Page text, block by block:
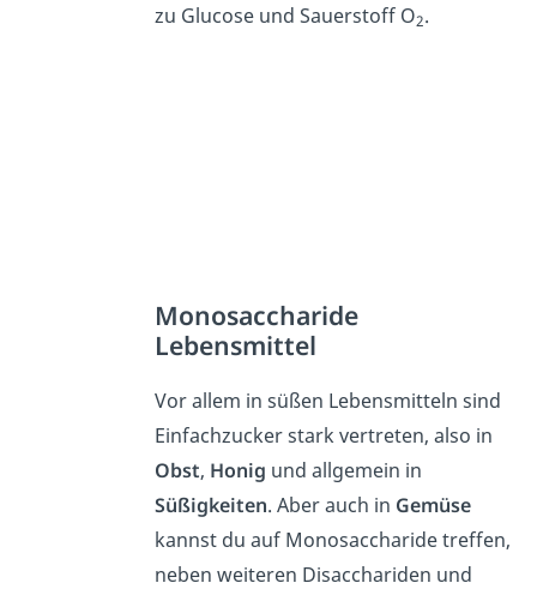
zu Glucose und Sauerstoff O2.
Monosaccharide
Lebensmittel
Vor allem in süßen Lebensmitteln sind
Einfachzucker stark vertreten, also in
Obst, Honig und allgemein in
Süßigkeiten. Aber auch in Gemüse
kannst du auf Monosaccharide treffen,
neben weiteren Disacchariden und